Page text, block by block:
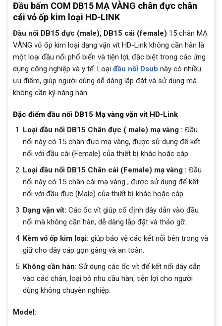
Đầu bấm COM DB15 MẠ VÀNG chân đực chân
cái vỏ ốp kim loại HD-LINK
Đầu nối DB15 đực (male), DB15 cái (female) 15 chân MẠ
VÀNG vỏ ốp kim loại dạng vặn vít HD-Link không cần hàn là
một loại đầu nối phổ biến và tiện lợi, đặc biệt trong các ứng
dụng công nghiệp và y tế. Loại đầu nối Dsub này có nhiều
ưu điểm, giúp người dùng dễ dàng lắp đặt và sử dụng mà
không cần kỹ năng hàn.
Đặc điểm đầu nối DB15 Mạ vàng vặn vít HD-Link
Loại đầu nối DB15 Chân đực ( male) mạ vàng : Đầu
nối này có 15 chân đực mạ vàng, được sử dụng để kết
nối với đầu cái (Female) của thiết bị khác hoặc cáp.
Loại đầu nối DB15 Chân cái (Female) mạ vàng : Đầu
nối này có 15 chân cái mạ vàng , được sử dụng để kết
nối với đầu đực (Male) của thiết bị khác hoặc cáp.
Dạng vặn vít: Các ốc vít giúp cố định dây dẫn vào đầu
nối mà không cần hàn, dễ dàng lắp đặt và tháo gỡ.
Kèm vỏ ốp kim loại: giúp bảo vệ các kết nối bên trong và
giữ cho dây cáp gọn gàng và an toàn.
Không cần hàn: Sử dụng các ốc vít để kết nối dây dẫn
vào các chân, loại bỏ nhu cầu hàn, tiện lợi cho người
dùng không chuyên nghiệp.
Model: